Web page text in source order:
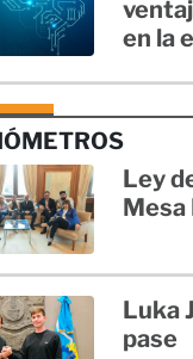
en la
Ley
Mesa
Luka
pase